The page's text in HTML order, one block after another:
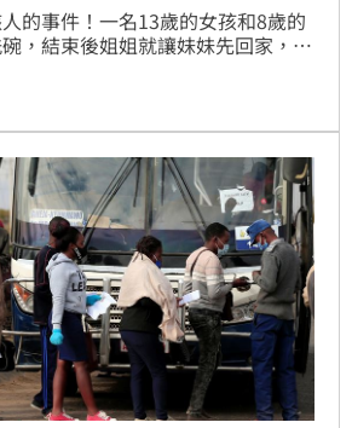
的事件！一名13歲的女孩和8歲的
，結束後姐姐就讓妹妹先回家，她
中咬死，而這驚悚的畫面全程被在